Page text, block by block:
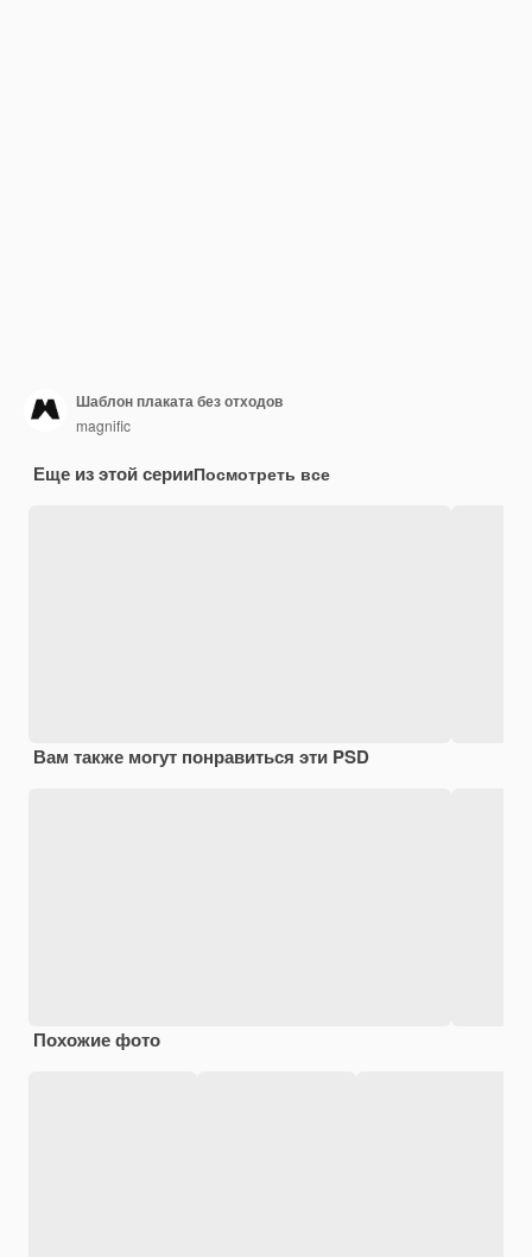
Шаблон плаката без отходов
magnific
Еще из этой серииПосмотреть все
Вам также могут понравиться эти PSD
Похожие фото